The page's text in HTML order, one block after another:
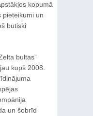
kopumā
pieteikumi un
būtiski
bultas”
kopš 2008.
un šobrīd